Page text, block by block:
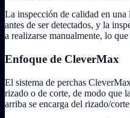
La inspección de calidad en
antes de ser detectados, y la
a realizarse manualmente, lo
Enfoque de CleverMax
El sistema de perchas
rizado o de corte, de modo que
arriba se encarga del rizado/